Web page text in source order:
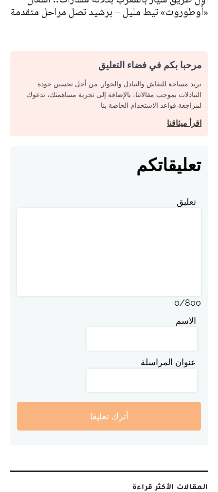
«أوطوروت» تيط مليل – برشيد تصل مراحل متقدمة
مرحبا بكم في فضاء التعليق
نريد مساحة للنقاش والتبادل والحوار. من أجل تحسين جودة
التبادلات بموجب مقالاتنا، بالإضافة إلى تجربة مساهمتك، ندعوك
لمراجعة قواعد الاستخدام الخاصة بنا.
اقرأ ميثاقنا
تعليقاتكم
تعليق
0/800
الاسم
عنوان المراسلة
أترك تعليقا
المقالات الأكثر قراءة